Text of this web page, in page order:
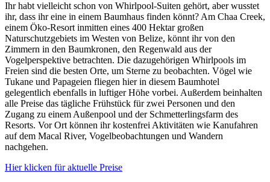
Ihr habt vielleicht schon von Whirlpool-Suiten gehört, aber wusstet
ihr, dass ihr eine in einem Baumhaus finden könnt? Am Chaa Creek,
einem Öko-Resort inmitten eines 400 Hektar großen
Naturschutzgebiets im Westen von Belize, könnt ihr von den
Zimmern in den Baumkronen, den Regenwald aus der
Vogelperspektive betrachten. Die dazugehörigen Whirlpools im
Freien sind die besten Orte, um Sterne zu beobachten. Vögel wie
Tukane und Papageien fliegen hier in diesem Baumhotel
gelegentlich ebenfalls in luftiger Höhe vorbei. Außerdem beinhalten
alle Preise das tägliche Frühstück für zwei Personen und den
Zugang zu einem Außenpool und der Schmetterlingsfarm des
Resorts. Vor Ort können ihr kostenfrei Aktivitäten wie Kanufahren
auf dem Macal River, Vogelbeobachtungen und Wandern
nachgehen.
Hier klicken für aktuelle Preise